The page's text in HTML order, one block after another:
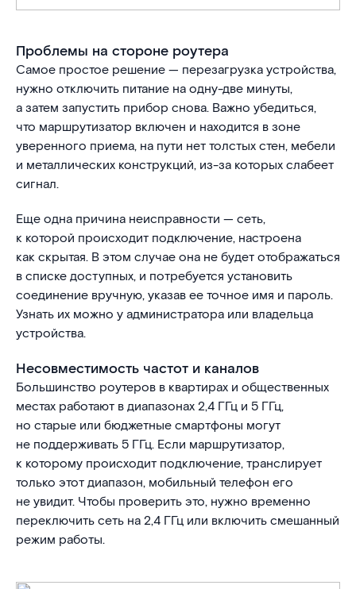
Проблемы на стороне роутера
Самое простое решение — перезагрузка устройства,
нужно отключить питание на одну-две минуты,
а затем запустить прибор снова. Важно убедиться,
что маршрутизатор включен и находится в зоне
уверенного приема, на пути нет толстых стен, мебели
и металлических конструкций, из-за которых слабеет
сигнал.
Еще одна причина неисправности — сеть,
к которой происходит подключение, настроена
как скрытая. В этом случае она не будет отображаться
в списке доступных, и потребуется установить
соединение вручную, указав ее точное имя и пароль.
Узнать их можно у администратора или владельца
устройства.
Несовместимость частот и каналов
Большинство роутеров в квартирах и общественных
местах работают в диапазонах 2,4 ГГц и 5 ГГц,
но старые или бюджетные смартфоны могут
не поддерживать 5 ГГц. Если маршрутизатор,
к которому происходит подключение, транслирует
только этот диапазон, мобильный телефон его
не увидит. Чтобы проверить это, нужно временно
переключить сеть на 2,4 ГГц или включить смешанный
режим работы.